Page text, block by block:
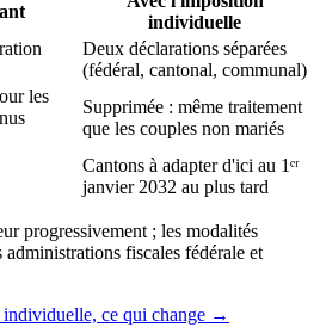
individuelle
Deux déclarations séparées
(fédéral, cantonal, communal)
les
Supprimée : même traitement
que les couples non mariés
Cantons à adapter d'ici au 1ᵉʳ
janvier 2032 au plus tard
progressivement ; les modalités
administrations fiscales fédérale et
ce qui change →